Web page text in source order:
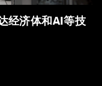
经济体和AI等技